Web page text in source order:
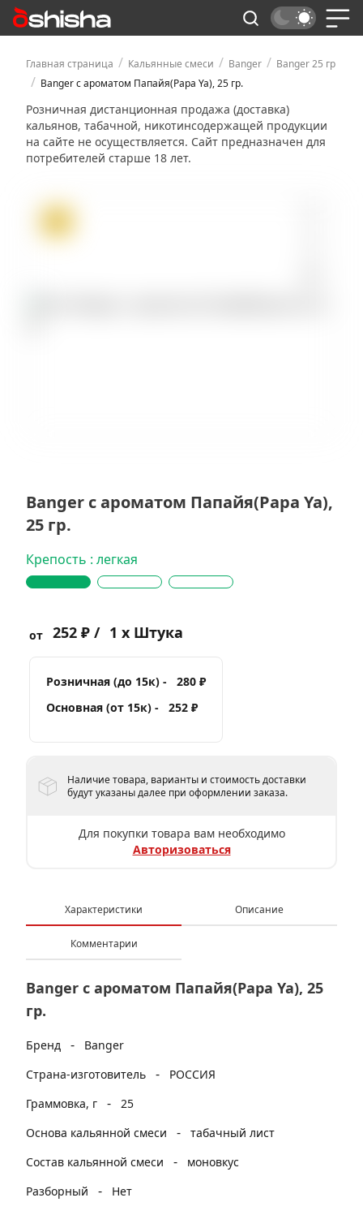
Главная страница / Кальянные смеси / Banger / Banger 25 гр
/ Banger с ароматом Папайя(Papa Ya), 25 гр.
Розничная дистанционная продажа (доставка)
кальянов, табачной, никотинсодержащей продукции
на сайте не осуществляется. Сайт предназначен для
потребителей старше 18 лет.
Banger с ароматом Папайя(Papa Ya),
25 гр.
Крепость : легкая
от 252 ₽ / 1 x Штука
Розничная (до 15к) -
280 ₽
Основная (от 15к) -
252 ₽
Наличие товара, варианты и стоимость доставки
будут указаны далее при оформлении заказа.
Для покупки товара вам необходимо
Авторизоваться
Характеристики Описание
Комментарии
Banger с ароматом Папайя(Papa Ya), 25
гр.
Бренд -
Banger
Страна-изготовитель
-
РОССИЯ
Граммовка, г
- 25
Основа кальянной смеси
- табачный лист
Состав кальянной смеси
-
моновкус
Разборный
-
Нет